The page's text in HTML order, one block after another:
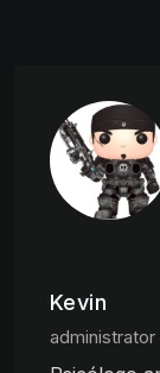
Kevin
administrator